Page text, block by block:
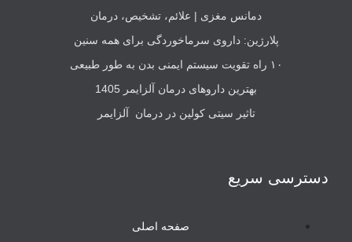
دمانس مغزی | علائم، تشخیص، درمان
پلارژین: داروی سرماخوردگی برای همه سنین
۱۰ راه تقویت سیستم ایمنی بدن به طور طبیعی
بهترین داروهای درمان آلزایمر 1405
تاثیر سیتی کولین در درمان آلزایمر
دسترسی سریع
صفحه اصلی